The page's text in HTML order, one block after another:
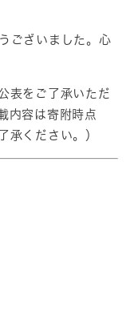
ございました。心
表をご了承いただ
内容は寄附時点
承ください。）